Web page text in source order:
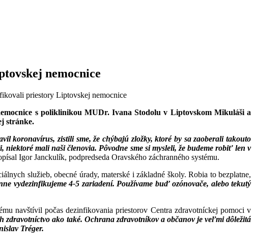
nemocnice
priestory Liptovskej nemocnice
s poliklinikou MUDr. Ivana Stodolu v Liptovskom Mikuláši a
stránke.
koronavírus, zistili sme, že chýbajú zložky, ktoré by sa zaoberali takouto
mali naši členovia. Pôvodne sme si mysleli, že budeme robiť len v
Igor Janckulík, podpredseda Oravského záchranného systému.
služieb, obecné úrady, materské i základné školy. Robia to bezplatne,
vydezinfikujeme 4-5 zariadení. Používame buď ozónovače, alebo tekutý
navštívil počas dezinfikovania priestorov Centra zdravotníckej pomoci v
ako také. Ochrana zdravotníkov a občanov je veľmi dôležitá
Tréger.